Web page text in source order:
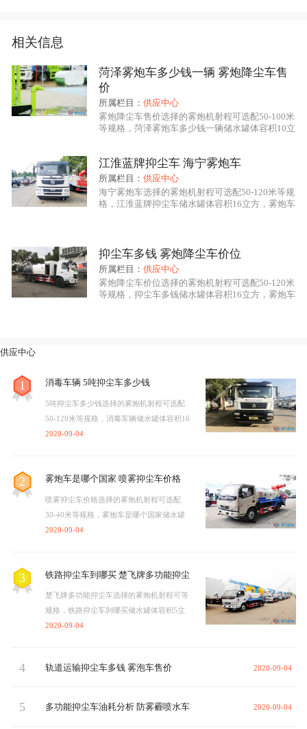
提供上方部分的改装服务。喷车，又名打车，公司生产
的喷车是在洒水车基础上进行专业的罐体防腐防锈处
理。7立方供应除尘喷雾机厂家。
一、抑尘车性能概述：
自主知识产权、****技术水平的新一代环境保洁降尘、
绿化养护、园林喷药、杀菌消毒的专用车辆设备。其主
要细化分类有：多功能抑尘车、洒水车式抑尘车、铁路
知名品牌二类专用底盘改装，具有喷雾效果好，操作安
全可靠，喷雾射程远，用水量小、作业噪音低等特点。
多功能抑尘车主要结构是在行走底盘机构上加装大容积
而成，其性能在国内处于**水平。
相关信息
菏泽雾炮车多少钱一辆 雾炮降尘车售
价
所属栏目：供应中心
雾炮降尘车售价选择的雾炮机射程可选配50-100米
等规格，菏泽雾炮车多少钱一辆储水罐体容积10立
化、园林绿化、市政环卫、消毒杀菌、农药喷洒等
用途，该车辆型号CLW5183TDYE6，雾炮喷雾作
业可远程遥控操作，菏泽雾炮车多少钱一辆底盘采
用东风原厂底盘，底盘型号EQ1180GL6DJ，底
江淮蓝牌抑尘车 海宁雾炮车
所属栏目：供应中心
海宁雾炮车选择的雾炮机射程可选配50-120米等规
格，江淮蓝牌抑尘车储水罐体容积16立方，雾炮车
辆型号CLW5251TDYE5，雾炮喷雾作业可远程遥
控操作，江淮蓝牌抑尘车底盘采用东风原厂底盘，
底盘型号EQ1250GLJ，底盘发动机康机210马力
抑尘车多钱 雾炮降尘车价位
所属栏目：供应中心
雾炮降尘车价位选择的雾炮机射程可选配50-120米
等规格，抑尘车多钱储水罐体容积16立方，雾炮车
供应中心
1 消毒车辆 5吨抑尘车多少钱
5吨抑尘车多少钱选择的雾炮机射程可选配
50-120米等规格，消毒车辆储水罐体容积16
立方，雾炮车具有洒水车的全部功能：前
2020-09-04
2 雾炮车是哪个国家 喷雾抑尘车价格
喷雾抑尘车价格选择的雾炮机射程可选配
30-40米等规格，雾炮车是哪个国家储水罐
体容积5立方，雾炮车具有洒水车的全部功
2020-09-04
3
铁路抑尘车到哪买 楚飞牌多功能抑尘
车
楚飞牌多功能抑尘车选择的雾炮机射程可等
规格，铁路抑尘车到哪买储水罐体容积5立
方，雾炮车具有洒水车的全部功能：前冲、
2020-09-04
4 2020-09-04
轨道运输抑尘车多钱 雾泡车售价
5 2020-09-04
多功能抑尘车油耗分析 防雾霾喷水车